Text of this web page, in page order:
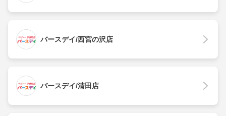
バースデイ/西宮の沢店
バースデイ/清田店